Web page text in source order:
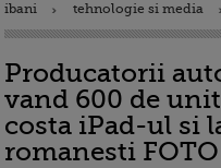
ibani tehnologie si media
Producatorii
vand 600 de
costa iPad-ul si
romanesti FOTO